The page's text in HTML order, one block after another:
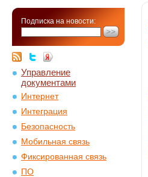
Подписка на новости:
Управление
документами
Интернет
Интеграция
Безопасность
Мобильная связь
Фиксированная связь
ПО